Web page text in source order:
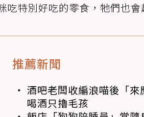
吃特別好吃的零食，牠們也會
推薦新聞
酒吧老闆收編浪喵後「
喝酒只擼毛孩